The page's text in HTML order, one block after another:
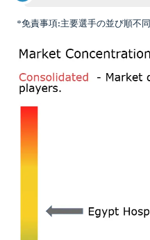
*免責事項:主要選手の並び順不同